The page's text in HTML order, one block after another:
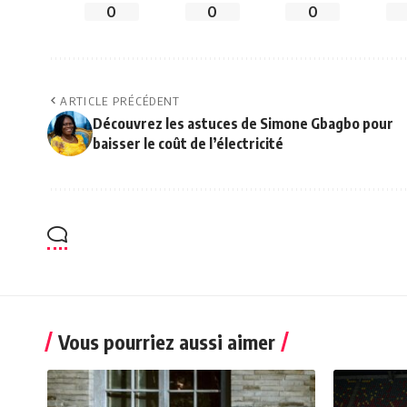
0 0 0
ARTICLE PRÉCÉDENT
Découvrez les astuces de Simone Gbagbo pour
baisser le coût de l’électricité
Vous pourriez aussi aimer